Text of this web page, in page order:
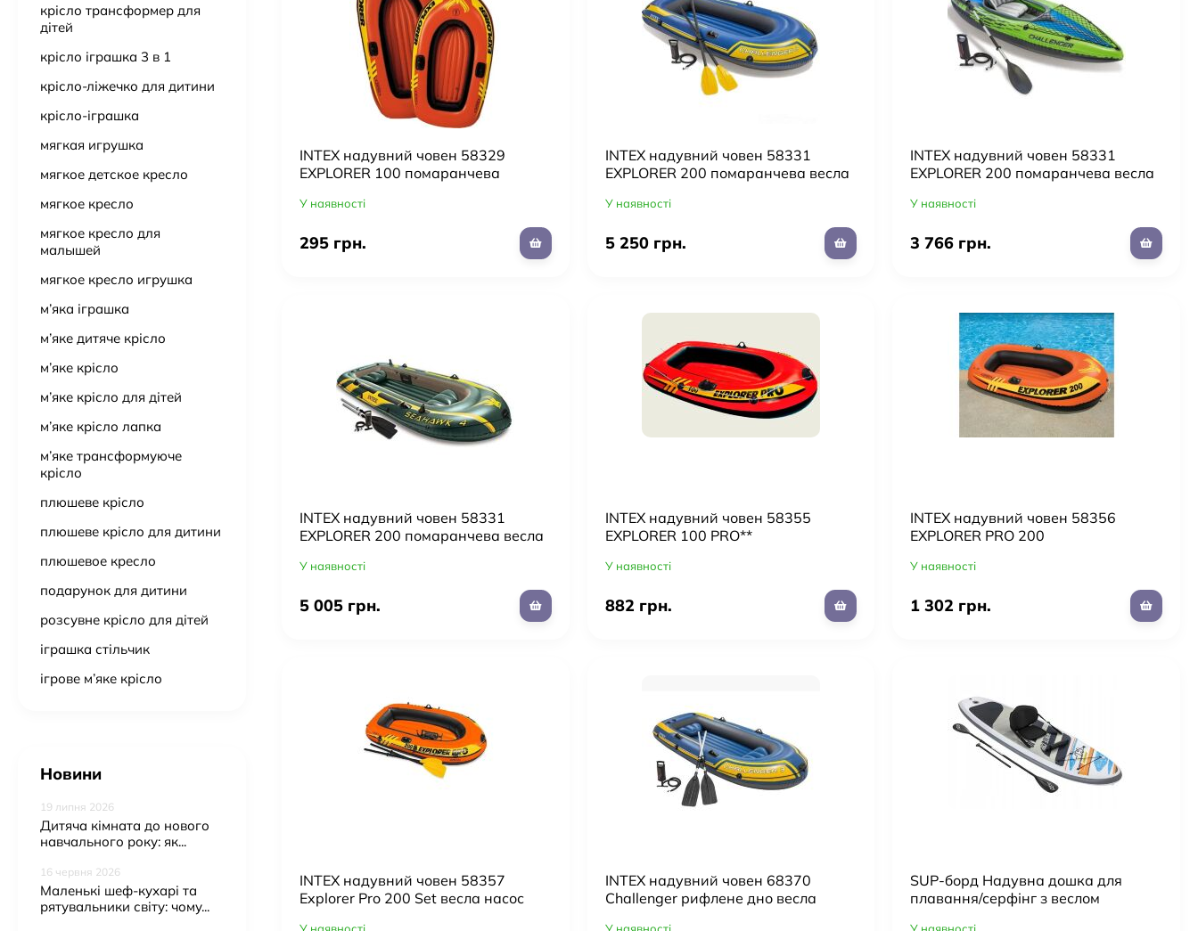
INTEX надувний човен 58329
EXPLORER 100 помаранчева
У наявності
295 грн.
INTEX надувний човен 58331
EXPLORER 200 помаранчева весла
У наявності
5 250 грн.
INTEX надувний човен 58331
EXPLORER 200 помаранчева весла
У наявності
3 766 грн.
INTEX надувний човен 58331
EXPLORER 200 помаранчева весла
У наявності
5 005 грн.
INTEX надувний човен 58355
EXPLORER 100 PRO**
У наявності
882 грн.
INTEX надувний човен 58356
EXPLORER PRO 200
У наявності
1 302 грн.
INTEX надувний човен 58357
Explorer Pro 200 Set весла насос
INTEX надувний човен 68370
Challenger рифлене дно весла
SUP-борд Надувна дошка для
плавання/серфінг з веслом
крісло трансформер для
дітей
крісло іграшка 3 в 1
крісло-ліжечко для дитини
крісло-іграшка
мягкая игрушка
мягкое детское кресло
мягкое кресло
мягкое кресло для
малышей
мягкое кресло игрушка
м’яка іграшка
м’яке дитяче крісло
м’яке крісло
м’яке крісло для дітей
м’яке крісло лапка
м’яке трансформуюче
крісло
плюшеве крісло
плюшеве крісло для дитини
плюшевое кресло
подарунок для дитини
розсувне крісло для дітей
іграшка стільчик
ігрове м’яке крісло
Новини
19 липня 2026
Дитяча кімната до нового
навчального року: як...
16 червня 2026
Маленькі шеф-кухарі та
рятувальники світу: чому...